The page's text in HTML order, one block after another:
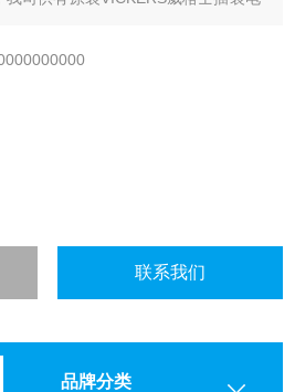
联系我们
品牌分类